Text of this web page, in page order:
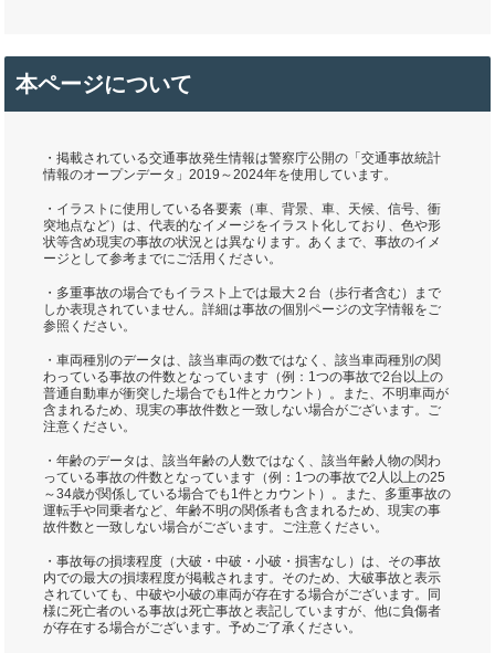
本ページについて
・掲載されている交通事故発生情報は警察庁公開の「交通事故統計
情報のオープンデータ」2019～2024年を使用しています。
・イラストに使用している各要素（車、背景、車、天候、信号、衝
突地点など）は、代表的なイメージをイラスト化しており、色や形
状等含め現実の事故の状況とは異なります。あくまで、事故のイメ
ージとして参考までにご活用ください。
・多重事故の場合でもイラスト上では最大２台（歩行者含む）まで
しか表現されていません。詳細は事故の個別ページの文字情報をご
参照ください。
・車両種別のデータは、該当車両の数ではなく、該当車両種別の関
わっている事故の件数となっています（例：1つの事故で2台以上の
普通自動車が衝突した場合でも1件とカウント）。また、不明車両が
含まれるため、現実の事故件数と一致しない場合がございます。ご
注意ください。
・年齢のデータは、該当年齢の人数ではなく、該当年齢人物の関わ
っている事故の件数となっています（例：1つの事故で2人以上の25
～34歳が関係している場合でも1件とカウント）。また、多重事故の
運転手や同乗者など、年齢不明の関係者も含まれるため、現実の事
故件数と一致しない場合がございます。ご注意ください。
・事故毎の損壊程度（大破・中破・小破・損害なし）は、その事故
内での最大の損壊程度が掲載されます。そのため、大破事故と表示
されていても、中破や小破の車両が存在する場合がございます。同
様に死亡者のいる事故は死亡事故と表記していますが、他に負傷者
が存在する場合がございます。予めご了承ください。